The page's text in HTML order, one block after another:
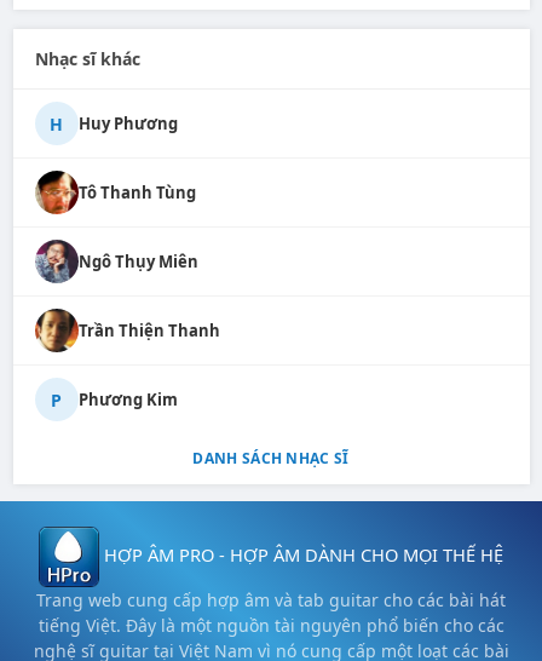
Nhạc sĩ khác
H Huy Phương
Tô Thanh Tùng
Ngô Thụy Miên
Trần Thiện Thanh
P Phương Kim
DANH SÁCH NHẠC SĨ
HỢP ÂM PRO - HỢP ÂM DÀNH CHO MỌI THẾ HỆ
Trang web cung cấp hợp âm và tab guitar cho các bài hát
tiếng Việt. Đây là một nguồn tài nguyên phổ biến cho các
nghệ sĩ guitar tại Việt Nam vì nó cung cấp một loạt các bài